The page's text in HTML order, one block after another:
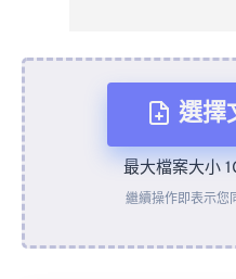
選擇
來自裝置
最大檔案大小
繼續操作即表示您